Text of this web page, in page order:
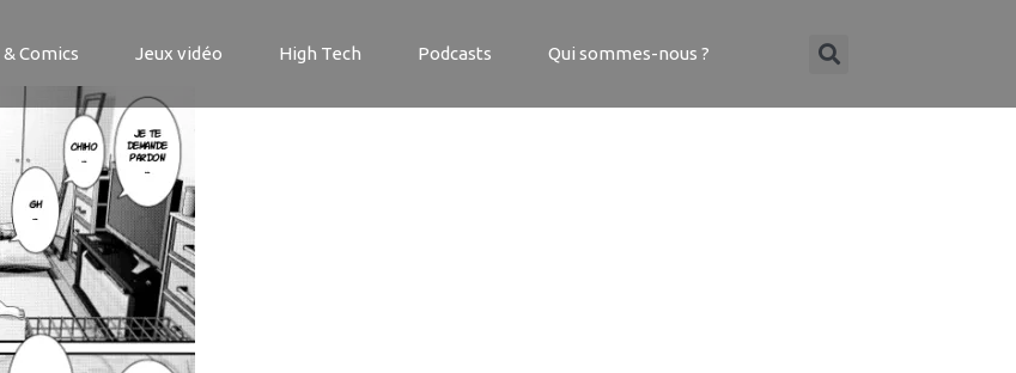
Comics Jeux vidéo High Tech Podcasts Qui sommes-nous ?
2